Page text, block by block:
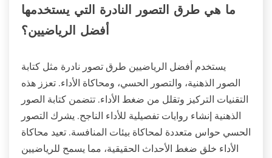
ما هي طرق التصور النادرة التي يستخدمها
أفضل الرياضيين؟
يستخدم أفضل الرياضيين طرق تصور نادرة مثل كتابة
الصور الذهنية، والتصور الحسي، ومحاكاة الأداء. تعزز هذه
التقنيات التركيز وتقلل من ضغط الأداء. تتضمن كتابة الصور
الذهنية إنشاء روايات تفصيلية للأداء الناجح. يشرك التصور
الحسي حواس متعددة لمحاكاة بيئات المنافسة. تعيد محاكاة
الأداء خلق ضغط الأحداث الحقيقية، مما يسمح للرياضيين